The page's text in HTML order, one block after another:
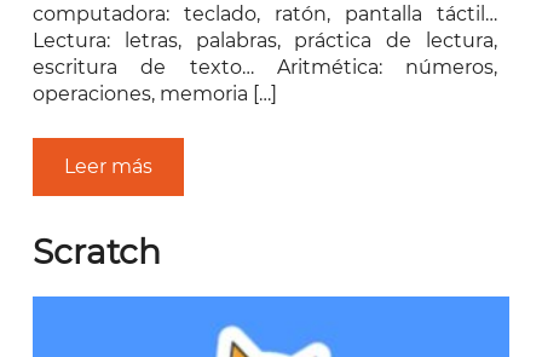
computadora: teclado, ratón, pantalla táctil…
Lectura: letras, palabras, práctica de lectura,
escritura de texto… Aritmética: números,
operaciones, memoria […]
Leer más
Scratch